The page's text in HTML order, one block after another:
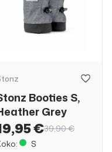
Booties S,
Grey
€39,90 €
S